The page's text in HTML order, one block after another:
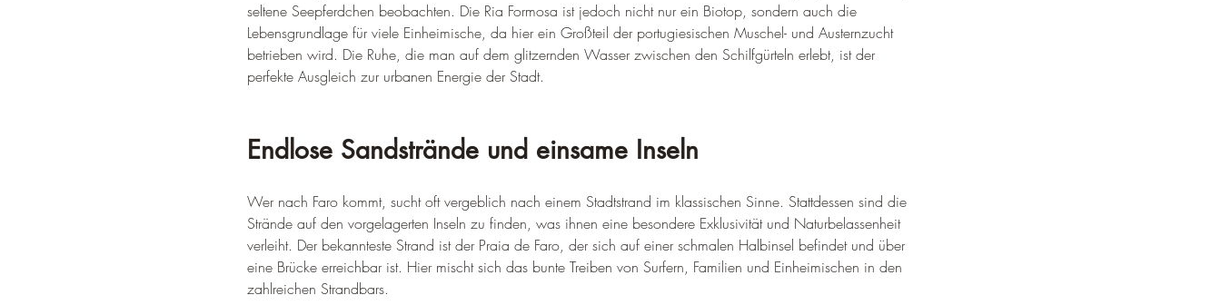
seltene Seepferdchen beobachten. Die Ria Formosa ist jedoch nicht nur ein Biotop, sondern auch die
Lebensgrundlage für viele Einheimische, da hier ein Großteil der portugiesischen Muschel- und Austernzucht
betrieben wird. Die Ruhe, die man auf dem glitzernden Wasser zwischen den Schilfgürteln erlebt, ist der
perfekte Ausgleich zur urbanen Energie der Stadt.
Endlose Sandstrände und einsame Inseln
Wer nach Faro kommt, sucht oft vergeblich nach einem Stadtstrand im klassischen Sinne. Stattdessen sind die
Strände auf den vorgelagerten Inseln zu finden, was ihnen eine besondere Exklusivität und Naturbelassenheit
verleiht. Der bekannteste Strand ist der Praia de Faro, der sich auf einer schmalen Halbinsel befindet und über
eine Brücke erreichbar ist. Hier mischt sich das bunte Treiben von Surfern, Familien und Einheimischen in den
zahlreichen Strandbars.